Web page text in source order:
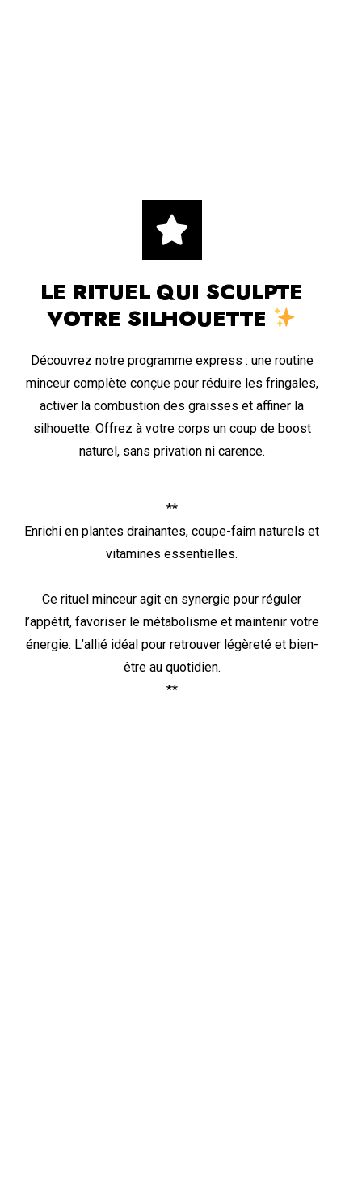
LE RITUEL QUI SCULPTE
VOTRE SILHOUETTE
Découvrez notre programme express : une routine
minceur complète conçue pour réduire les fringales,
activer la combustion des graisses et affiner la
silhouette. Offrez à votre corps un coup de boost
naturel, sans privation ni carence.
**
Enrichi en plantes drainantes, coupe-faim naturels et
vitamines essentielles.
Ce rituel minceur agit en synergie pour réguler
l’appétit, favoriser le métabolisme et maintenir votre
énergie. L’allié idéal pour retrouver légèreté et bien-
être au quotidien.
**